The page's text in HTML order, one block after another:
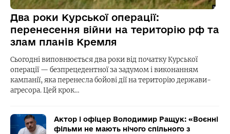
Два роки Курської операції:
перенесення війни на територію рф та
злам планів Кремля
Сьогодні виповнюється два роки від початку Курської
операції — безпрецедентної за задумом і виконанням
кампанії, яка перенесла бойові дії на територію держави-
агресора. Цей крок…
Актор і офіцер Володимир Ращук: «Воєнні
фільми не мають нічого спільного з